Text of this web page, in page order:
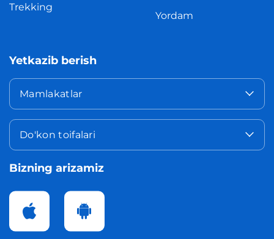
Trekking
Yordam
Yetkazib berish
Mamlakatlar
Do'kon toifalari
Bizning arizamiz